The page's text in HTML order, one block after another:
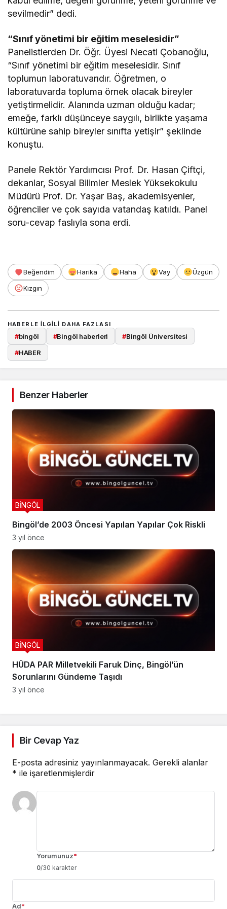
sevilmedir” dedi.
“Sınıf yönetimi bir eğitim meselesidir”
Panelistlerden Dr. Öğr. Üyesi Necati Çobanoğlu,
“Sınıf yönetimi bir eğitim meselesidir. Sınıf
toplumun laboratuvarıdır. Öğretmen, o
laboratuvarda topluma örnek olacak bireyler
yetiştirmelidir. Alanında uzman olduğu kadar;
emeğe, farklı düşünceye saygılı, birlikte yaşama
kültürüne sahip bireyler sınıfta yetişir” şeklinde
konuştu.
Panele Rektör Yardımcısı Prof. Dr. Hasan Çiftçi,
dekanlar, Sosyal Bilimler Meslek Yüksekokulu
Müdürü Prof. Dr. Yaşar Baş, akademisyenler,
öğrenciler ve çok sayıda vatandaş katıldı. Panel
soru-cevap faslıyla sona erdi.
Beğendim Harika Haha Vay
Üzgün
Kızgın
HABERLE ILGILI DAHA FAZLASI
#bingöl #Bingöl haberleri #Bingöl Üniversitesi
#HABER
Benzer Haberler
Bingöl’de 2003 Öncesi Yapılan Yapılar Çok Riskli
BİNGÖL
3 yıl önce
HÜDA PAR Milletvekili Faruk Dinç, Bingöl’ün
Sorunlarını Gündeme Taşıdı
BİNGÖL
3 yıl önce
Bir Cevap Yaz
E-posta adresiniz yayınlanmayacak. Gerekli alanlar
* ile işaretlenmişlerdir
Yorumunuz*
0/30 karakter
Ad*
Takip Et